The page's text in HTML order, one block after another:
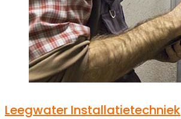
Leegwater Installatietechniek